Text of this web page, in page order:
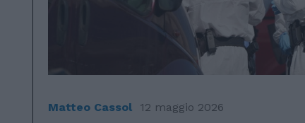
Matteo Cassol 12 maggio 2026